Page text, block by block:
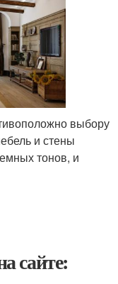
выбору
и стены
тонов, и
сайте: